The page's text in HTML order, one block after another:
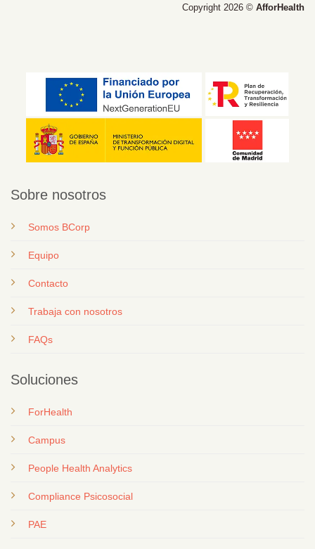
Copyright 2026 © AfforHealth
Sobre nosotros
Somos BCorp
Equipo
Contacto
Trabaja con nosotros
FAQs
Soluciones
ForHealth
Campus
People Health Analytics
Compliance Psicosocial
PAE